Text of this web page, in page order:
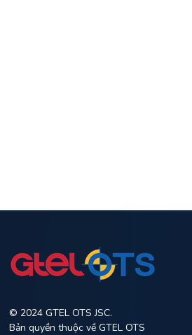
© 2024 GTEL OTS JSC.
Bản quyền thuộc về GTEL OTS